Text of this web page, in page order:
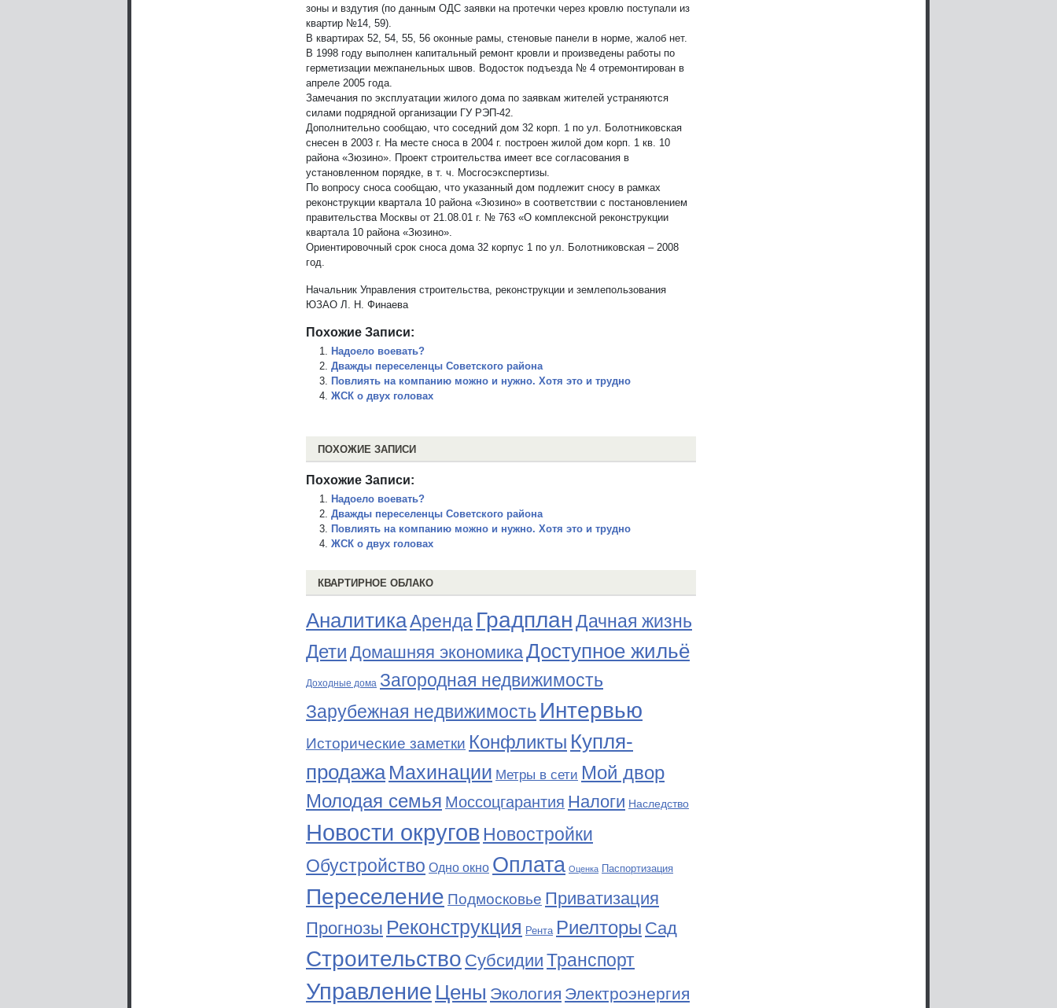
зоны и вздутия (по данным ОДС заявки на протечки через кровлю поступали из
квартир №14, 59).
В квартирах 52, 54, 55, 56 оконные рамы, стеновые панели в норме, жалоб нет.
В 1998 году выполнен капитальный ремонт кровли и произведены работы по
герметизации межпанельных швов. Водосток подъезда № 4 отремонтирован в
апреле 2005 года.
Замечания по эксплуатации жилого дома по заявкам жителей устраняются
силами подрядной организации ГУ РЭП-42.
Дополнительно сообщаю, что соседний дом 32 корп. 1 по ул. Болотниковская
снесен в 2003 г. На месте сноса в 2004 г. построен жилой дом корп. 1 кв. 10
района «Зюзино». Проект строительства имеет все согласования в
установленном порядке, в т. ч. Мосгосэкспертизы.
По вопросу сноса сообщаю, что указанный дом подлежит сносу в рамках
реконструкции квартала 10 района «Зюзино» в соответствии с постановлением
правительства Москвы от 21.08.01 г. № 763 «О комплексной реконструкции
квартала 10 района «Зюзино».
Ориентировочный срок сноса дома 32 корпус 1 по ул. Болотниковская – 2008
год.
Начальник Управления строительства, реконструкции и землепользования
ЮЗАО Л. Н. Финаева
Похожие Записи:
Надоело воевать?
Дважды переселенцы Советского района
Повлиять на компанию можно и нужно. Хотя это и трудно
ЖСК о двух головах
ПОХОЖИЕ ЗАПИСИ
Похожие Записи:
Надоело воевать?
Дважды переселенцы Советского района
Повлиять на компанию можно и нужно. Хотя это и трудно
ЖСК о двух головах
КВАРТИРНОЕ ОБЛАКО
АналитикаАренда ГрадпланДачная жизнь
Дети Домашняя экономикаДоступное жильё
Доходные дома Загородная недвижимость
Зарубежная недвижимость Интервью
Исторические заметки Конфликты Купля-
продажа Махинации Метры в сети Мой двор
Молодая семья Моссоцгарантия Налоги Наследство
Новости округов Новостройки
Обустройство Одно окно Оплата Оценка Паспортизация
Переселение Подмосковье Приватизация
Прогнозы Реконструкция Рента Риелторы Сад
Строительство Субсидии Транспорт
Управление Цены Экология Электроэнергия